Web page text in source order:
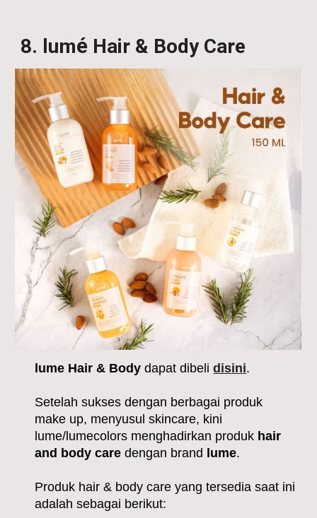
8. lumé Hair & Body Care
lume Hair & Bodydapat dibelidisini.
Setelah sukses dengan berbagai produk
make up, menyusul skincare, kini
lume/lumecolors menghadirkan produk hair
and body caredengan brand lume.
Produk hair & body careyang tersedia saat ini
adalah sebagai berikut: